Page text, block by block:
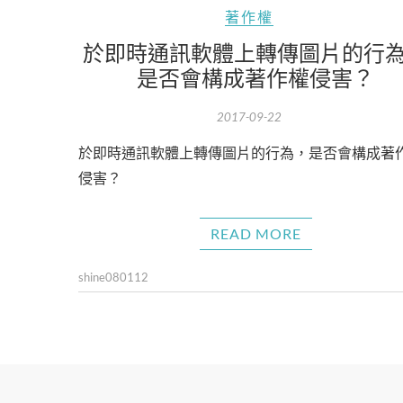
著作權
於即時通訊軟體上轉傳圖片的行
是否會構成著作權侵害？
2017-09-22
於即時通訊軟體上轉傳圖片的行為，是否會構成著
侵害？
READ MORE
shine080112